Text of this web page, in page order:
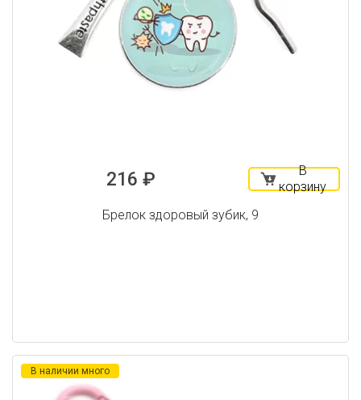
216 ₽
В
корзину
Брелок здоровый зубик, 9
В наличии много